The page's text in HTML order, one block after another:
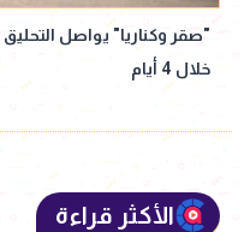
خلال 4 أيام
الأكثر قراءة